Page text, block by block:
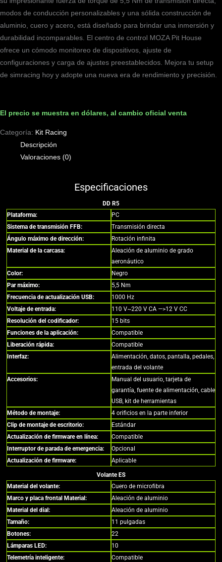
modos de conducción personalizables y una sólida construcción de
aluminio, cuero y acero, está diseñado para brindar una inmersión y
durabilidad incomparables. El centro de control MOZA Pit House
ofrece un cómodo monitoreo de dispositivos, ajuste de
configuraciones y carga de ajustes preestablecidos. Mejora tu setup
de simracing hoy y adopte una nueva era de rendimiento y precisión.
El precio se muestra en dólares, al cambio oficial venta
Categoría: Kit Racing
Descripción
Valoraciones (0)
Especificaciones
DD R5
Plataforma:
PC
Sistema de transmisión FFB:
Transmisión directa
Ángulo máximo de dirección:
Rotación infinita
Material de la carcasa:
Aleación de aluminio de grado
aeronáutico
Color:
Negro
Par máximo:
5,5 Nm
Frecuencia de actualización USB:
1000 Hz
Voltaje de entrada:
110 V~220 V CA —>12 V CC
Resolución del codificador:
15 bits
Funciones de la aplicación:
Compatible
Liberación rápida:
Compatible
Interfaz:
Alimentación, datos, pantalla, pedales,
entrada del volante
Accesorios:
Manual del usuario, tarjeta de
garantía, fuente de alimentación, cable
USB, kit de herramientas
Método de montaje:
4 orificios en la parte inferior
Clip de montaje de escritorio:
Estándar
Actualización de firmware en línea:
Compatible
Interruptor de parada de emergencia:
Opcional
Actualización de firmware:
Aplicable
Volante ES
Material del volante:
Cuero de microfibra
Marco y placa frontal Material:
Aleación de aluminio
Material del dial:
Aleación de aluminio
Tamaño:
11 pulgadas
Botones:
22
Lámparas LED:
10
Telemetría inteligente:
Compatible